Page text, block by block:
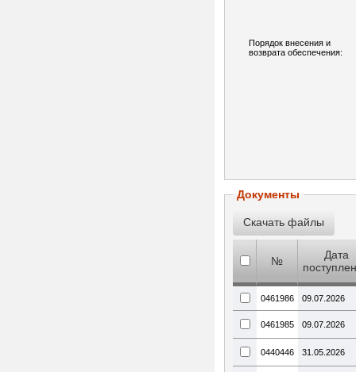
Порядок внесения и
возврата обеспечения:
Документы
№
Дата
0461986 09.07.2026
0461985 09.07.2026
0440446 31.05.2026